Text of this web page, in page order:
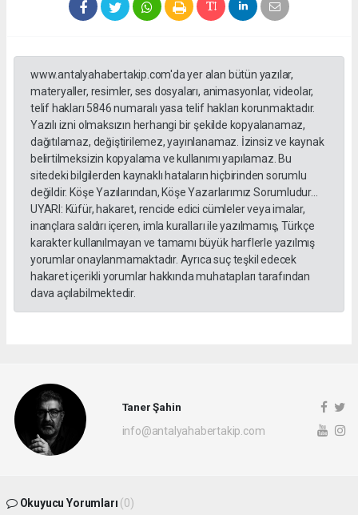
www.antalyahabertakip.com'da yer alan bütün yazılar,
materyaller, resimler, ses dosyaları, animasyonlar, videolar,
telif hakları 5846 numaralı yasa telif hakları korunmaktadır.
Yazılı izni olmaksızın herhangi bir şekilde kopyalanamaz,
dağıtılamaz, değiştirilemez, yayınlanamaz. İzinsiz ve kaynak
belirtilmeksizin kopyalama ve kullanımı yapılamaz. Bu
sitedeki bilgilerden kaynaklı hataların hiçbirinden sorumlu
değildir. Köşe Yazılarından, Köşe Yazarlarımız Sorumludur...
UYARI: Küfür, hakaret, rencide edici cümleler veya imalar,
inançlara saldırı içeren, imla kuralları ile yazılmamış, Türkçe
karakter kullanılmayan ve tamamı büyük harflerle yazılmış
yorumlar onaylanmamaktadır. Ayrıca suç teşkil edecek
hakaret içerikli yorumlar hakkında muhatapları tarafından
dava açılabilmektedir.
Taner Şahin
info@antalyahabertakip.com
Okuyucu Yorumları (0)